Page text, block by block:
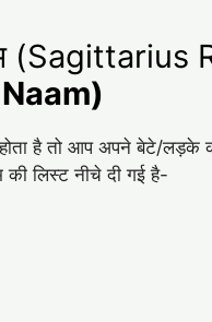
(Sagittarius
है तो आप अपने बेटे/लड़के
लिस्ट नीचे दी गई है-